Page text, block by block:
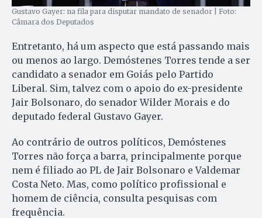
Gustavo Gayer: na fila para disputar mandato de senador | Foto:
Câmara dos Deputados
Entretanto, há um aspecto que está passando mais
ou menos ao largo. Demóstenes Torres tende a ser
candidato a senador em Goiás pelo Partido
Liberal. Sim, talvez com o apoio do ex-presidente
Jair Bolsonaro, do senador Wilder Morais e do
deputado federal Gustavo Gayer.
Ao contrário de outros políticos, Demóstenes
Torres não força a barra, principalmente porque
nem é filiado ao PL de Jair Bolsonaro e Valdemar
Costa Neto. Mas, como político profissional e
homem de ciência, consulta pesquisas com
frequência.